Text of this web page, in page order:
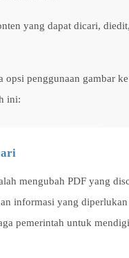
yang dapat dicari,
opsi penggunaan gambar
ini:
mengubah PDF yang
informasi yang
pemerintah untuk